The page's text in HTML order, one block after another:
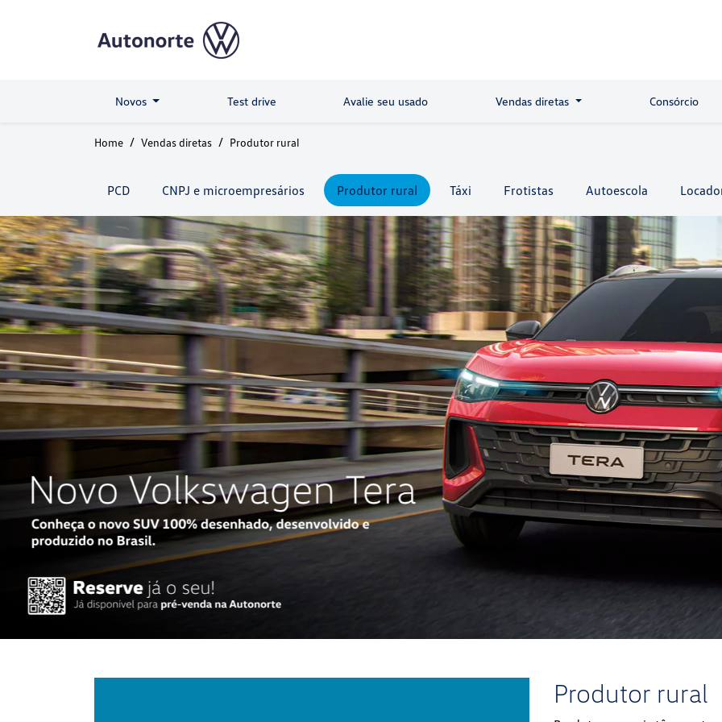
Novos Test drive Avalie seu usado Vendas diretas Consórcio
Home Vendas diretas Produtor rural
PCD CNPJ e microempresários Produtor rural Táxi Frotistas Autoescola
Produtor rural